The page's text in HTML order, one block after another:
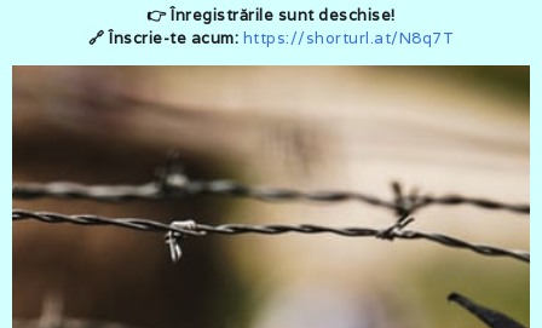
👉 Înregistrările sunt deschise!
🔗 Înscrie-te acum: https://shorturl.at/N8q7T